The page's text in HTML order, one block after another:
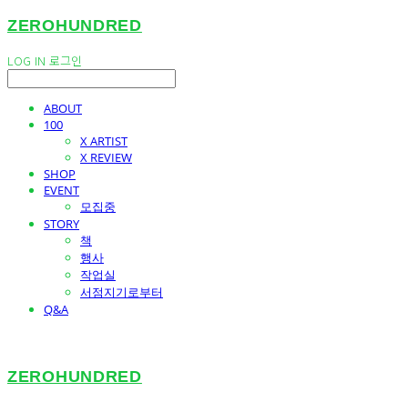
ZEROHUNDRED
LOG IN 로그인
ABOUT
100
X ARTIST
X REVIEW
SHOP
EVENT
모집중
STORY
책
행사
작업실
서점지기로부터
Q&A
ZEROHUNDRED